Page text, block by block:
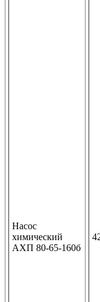
Насос
химический
АХП 80-65-160б